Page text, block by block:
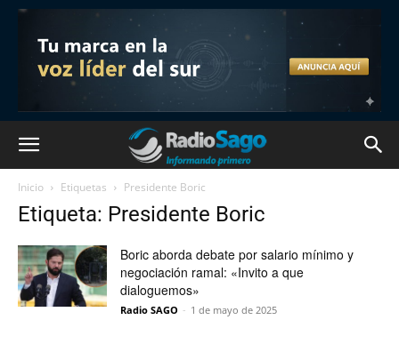
Inicio Etiquetas Presidente Boric
Etiqueta: Presidente Boric
Boric aborda debate por salario mínimo y
negociación ramal: «Invito a que
dialoguemos»
Radio SAGO - 1 de mayo de 2025